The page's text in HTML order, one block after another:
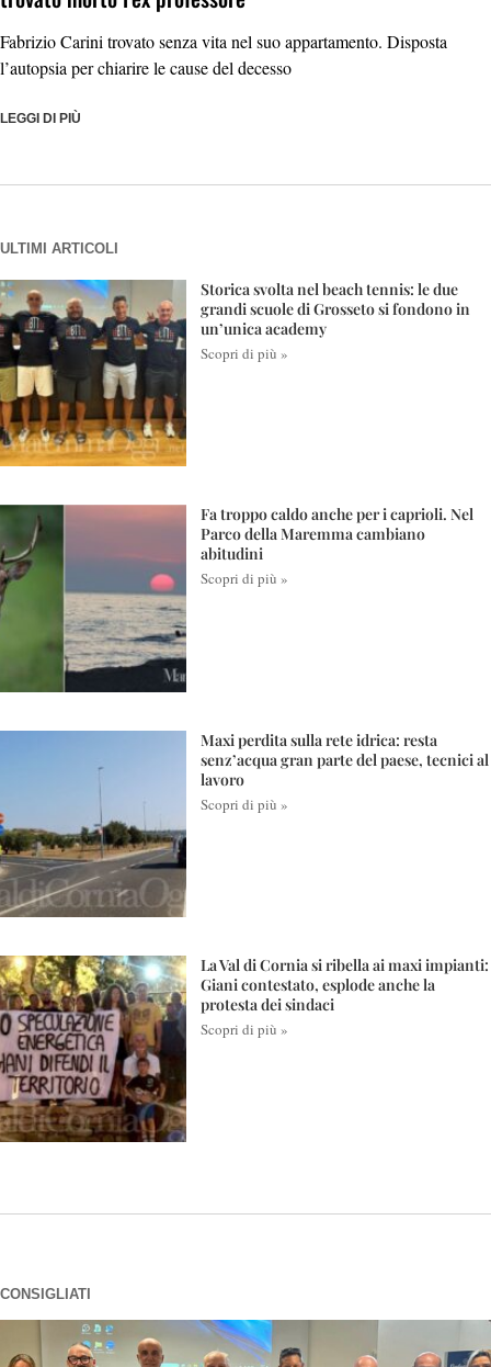
Fabrizio Carini trovato senza vita nel suo appartamento. Disposta
l’autopsia per chiarire le cause del decesso
LEGGI DI PIÙ
ULTIMI ARTICOLI
Storica svolta nel beach tennis: le due
grandi scuole di Grosseto si fondono in
un’unica academy
Scopri di più »
Fa troppo caldo anche per i caprioli. Nel
Parco della Maremma cambiano
abitudini
Scopri di più »
Maxi perdita sulla rete idrica: resta
senz’acqua gran parte del paese, tecnici al
lavoro
Scopri di più »
La Val di Cornia si ribella ai maxi impianti:
Giani contestato, esplode anche la
protesta dei sindaci
Scopri di più »
CONSIGLIATI